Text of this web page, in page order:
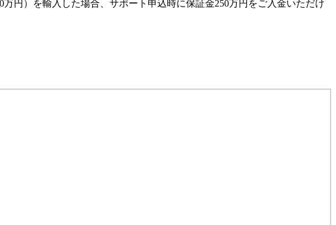
円）を輸入した場合、サポート申込時に保証金250万円をご入金いただけ